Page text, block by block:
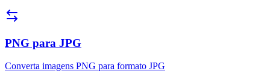
PNG para JPG
Converta imagens PNG para formato JPG